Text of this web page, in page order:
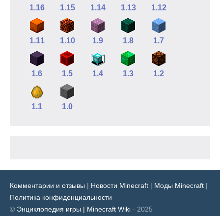
1.16 1.15 1.14 1.13 1.12
1.11 1.10 1.9 1.8 1.7
1.6 1.5 1.4 1.3 1.2
1.1 1.0
Комментарии и отзывы | Новости Minecraft | Моды Minecraft |
Политика конфиденциальности
© Энциклопедия игры | Minecraft Wiki - 2025